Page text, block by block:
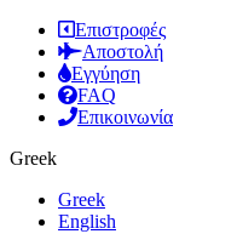
Επιστροφές
Αποστολή
Εγγύηση
FAQ
Επικοινωνία
Greek
Greek
English